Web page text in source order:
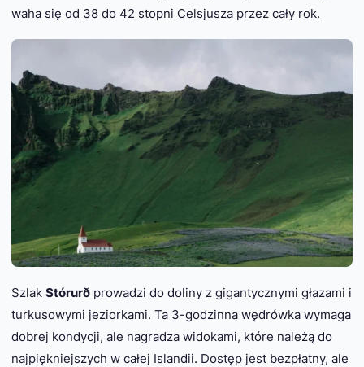
waha się od 38 do 42 stopni Celsjusza przez cały rok.
Szlak Stórurð prowadzi do doliny z gigantycznymi głazami i
turkusowymi jeziorkami. Ta 3-godzinna wędrówka wymaga
dobrej kondycji, ale nagradza widokami, które należą do
najpiękniejszych w całej Islandii. Dostęp jest bezpłatny, ale